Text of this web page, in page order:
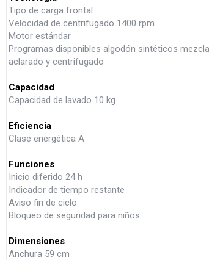
Tipo de carga frontal
Velocidad de centrifugado 1400 rpm
Motor estándar
Programas disponibles algodón sintéticos
aclarado y centrifugado
Capacidad
Capacidad de lavado 10 kg
Eficiencia
Clase energética A
Funciones
Inicio diferido 24 h
Indicador de tiempo restante
Aviso fin de ciclo
Bloqueo de seguridad para niños
Dimensiones
Anchura 59 cm